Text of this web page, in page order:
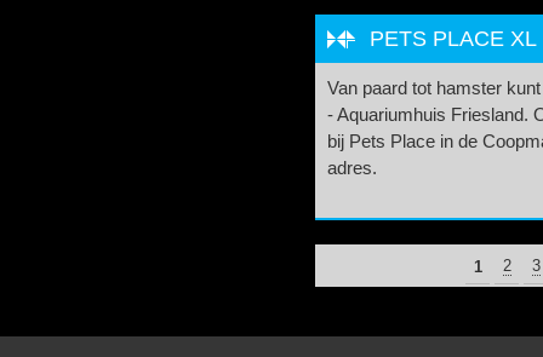
PETS PLACE
Van paard tot hamster
- Aquariumhuis Friesland.
bij Pets Place in de
adres.
1 2 3